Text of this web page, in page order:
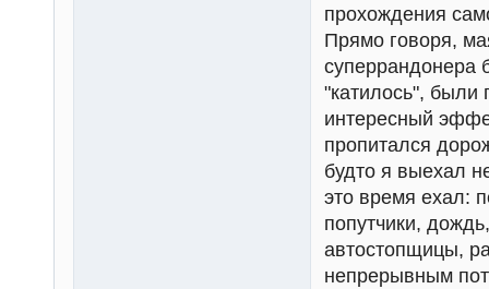
прохождения
Прямо говоря,
суперрандонера
"катилось",
интересный
пропитался
будто я выехал
это время ехал:
попутчики,
автостопщицы,
непрерывным